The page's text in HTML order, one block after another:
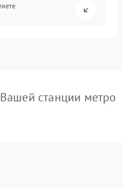
станции метро